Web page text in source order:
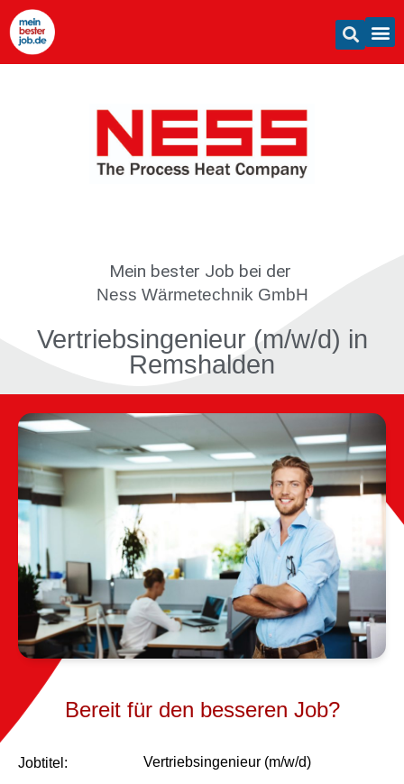
Mein bester Job bei der
Ness Wärmetechnik GmbH
Vertriebsingenieur (m/w/d) in
Remshalden
Bereit für den besseren Job?
Job­titel:
Vertriebsingenieur (m/w/d)